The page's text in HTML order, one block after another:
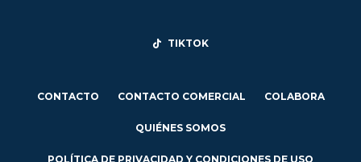
TIKTOK
CONTACTO CONTACTO COMERCIAL COLABORA
QUIÉNES SOMOS
POLÍTICA DE PRIVACIDAD Y CONDICIONES DE USO